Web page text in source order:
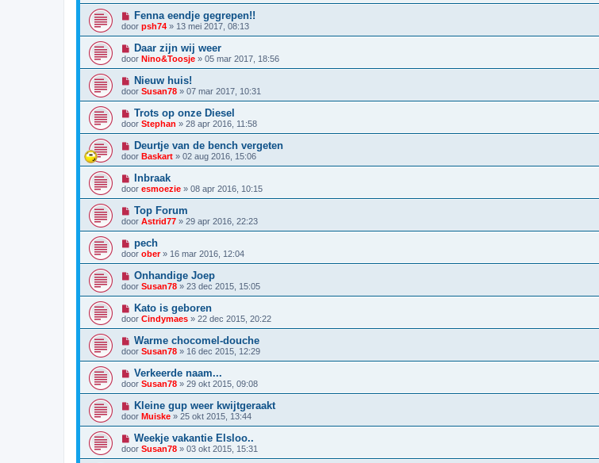
Fenna eendje gegrepen!!
door psh74 » 13 mei 2017, 08:13
Daar zijn wij weer
door Nino&Toosje » 05 mar 2017, 18:56
Nieuw huis!
door Susan78 » 07 mar 2017, 10:31
Trots op onze Diesel
door Stephan » 28 apr 2016, 11:58
Deurtje van de bench vergeten
door Baskart » 02 aug 2016, 15:06
Inbraak
door esmoezie » 08 apr 2016, 10:15
Top Forum
door Astrid77 » 29 apr 2016, 22:23
pech
door ober» 16 mar 2016, 12:04
Onhandige Joep
door Susan78 » 23 dec 2015, 15:05
Kato is geboren
door Cindymaes » 22 dec 2015, 20:22
Warme chocomel-douche
door Susan78 » 16 dec 2015, 12:29
Verkeerde naam...
door Susan78 » 29 okt 2015, 09:08
Kleine gup weer kwijtgeraakt
door Muiske » 25 okt 2015, 13:44
Weekje vakantie Elsloo..
door Susan78 » 03 okt 2015, 15:31